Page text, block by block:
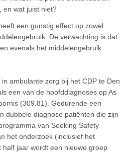
en wat juist niet?
een gunstig effect op zowel
De verwachting is dat
evenals het middelengebruik.
ambulante zorg bij het CDP te Den
een van de hoofddiagnoses op As
(309.81). Gedurende een
dubbele diagnose patiënten die zijn
van Seeking Safety
het onderzoek (inclusief het
jaar wordt een nieuwe groep